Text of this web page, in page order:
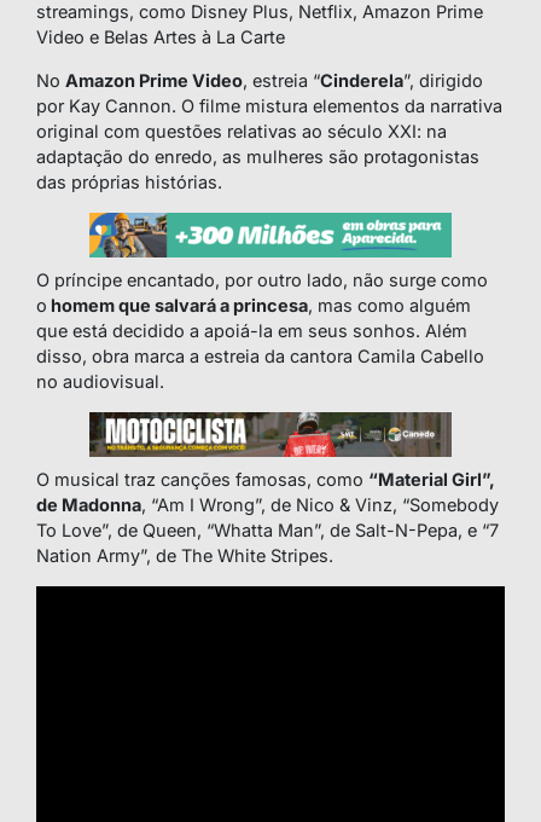
streamings, como Disney Plus, Netflix, Amazon Prime
Video e Belas Artes à La Carte
No Amazon Prime Video, estreia “Cinderela”, dirigido
por Kay Cannon. O filme mistura elementos da narrativa
original com questões relativas ao século XXI: na
adaptação do enredo, as mulheres são protagonistas
das próprias histórias.
O príncipe encantado, por outro lado, não surge como
o homem que salvará a princesa, mas como alguém
que está decidido a apoiá-la em seus sonhos. Além
disso, obra marca a estreia da cantora Camila Cabello
no audiovisual.
O musical traz canções famosas, como “Material Girl”,
de Madonna, “Am I Wrong”, de Nico & Vinz, “Somebody
To Love”, de Queen, “Whatta Man”, de Salt-N-Pepa, e “7
Nation Army”, de The White Stripes.